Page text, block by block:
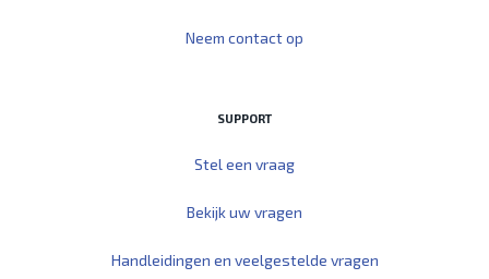
Neem contact op
SUPPORT
Stel een vraag
Bekijk uw vragen
Handleidingen en veelgestelde vragen